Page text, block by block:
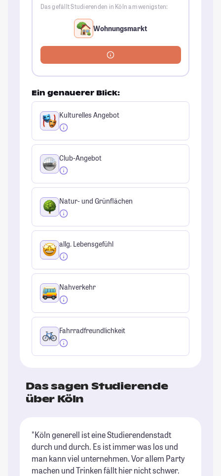
Das gefällt Studierenden in Köln am wenigsten:
Wohnungsmarkt
Ein genauerer Blick:
Kulturelles Angebot
Club-Angebot
Natur- und Grünflächen
allg. Lebensgefühl
Nahverkehr
Fahrradfreundlichkeit
Das sagen Studierende
über Köln
"Köln generell ist eine Studierendenstadt
durch und durch. Es ist immer was los und
man kann viel unternehmen. Vor allem Party
machen und Trinken fällt hier nicht schwer.